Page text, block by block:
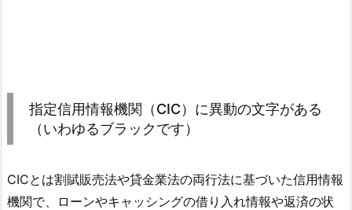
指定信用情報機関（CIC）に異動の文字がある
（いわゆるブラックです）
CICとは割賦販売法や貸金業法の両行法に基づいた信用情報
機関で、ローンやキャッシングの借り入れ情報や返済の状